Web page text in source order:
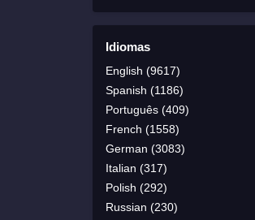
Idiomas
English (9617)
Spanish (1186)
Português (409)
French (1558)
German (3083)
Italian (317)
Polish (292)
Russian (230)